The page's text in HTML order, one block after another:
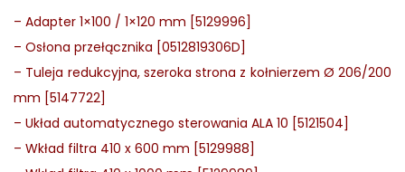
– Adapter 1×100 / 1×120 mm [5129996]
– Osłona przełącznika [0512819306D]
– Tuleja redukcyjna, szeroka strona z kołnierzem Ø 206/200
mm [5147722]
– Układ automatycznego sterowania ALA 10 [5121504]
– Wkład filtra 410 x 600 mm [5129988]